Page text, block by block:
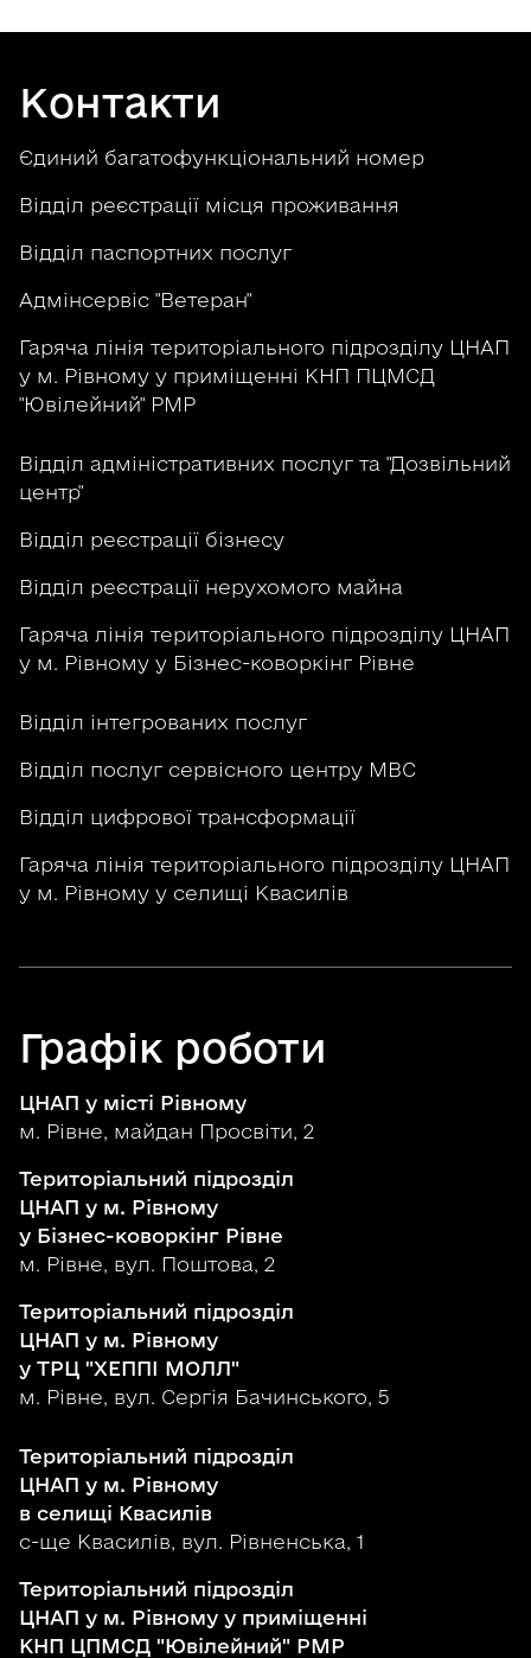
Контакти
Єдиний багатофункціональний номер
Відділ реєстрації місця проживання
Відділ паспортних послуг
Адмінсервіс "Ветеран"
Гаряча лінія територіального підрозділу ЦНАП
у м. Рівному у приміщенні КНП ПЦМСД
"Ювілейний" РМР
Відділ адміністративних послуг та "Дозвільний
центр"
Відділ реєстрації бізнесу
Відділ реєстрації нерухомого майна
Гаряча лінія територіального підрозділу ЦНАП
у м. Рівному у Бізнес-коворкінг Рівне
Відділ інтегрованих послуг
Відділ послуг сервісного центру МВС
Відділ цифрової трансформації
Гаряча лінія територіального підрозділу ЦНАП
у м. Рівному у селищі Квасилів
Графік роботи
ЦНАП у місті Рівному
м. Рівне, майдан Просвіти, 2
Територіальний підрозділ
ЦНАП у м. Рівному
у Бізнес-коворкінг Рівне
м. Рівне, вул. Поштова, 2
Територіальний підрозділ
ЦНАП у м. Рівному
у ТРЦ "ХЕППІ МОЛЛ"
м. Рівне, вул. Сергія Бачинського, 5
Територіальний підрозділ
ЦНАП у м. Рівному
в селищі Квасилів
с-ще Квасилів, вул. Рівненська, 1
Територіальний підрозділ
ЦНАП у м. Рівному у приміщенні
КНП ЦПМСД "Ювілейний" РМР